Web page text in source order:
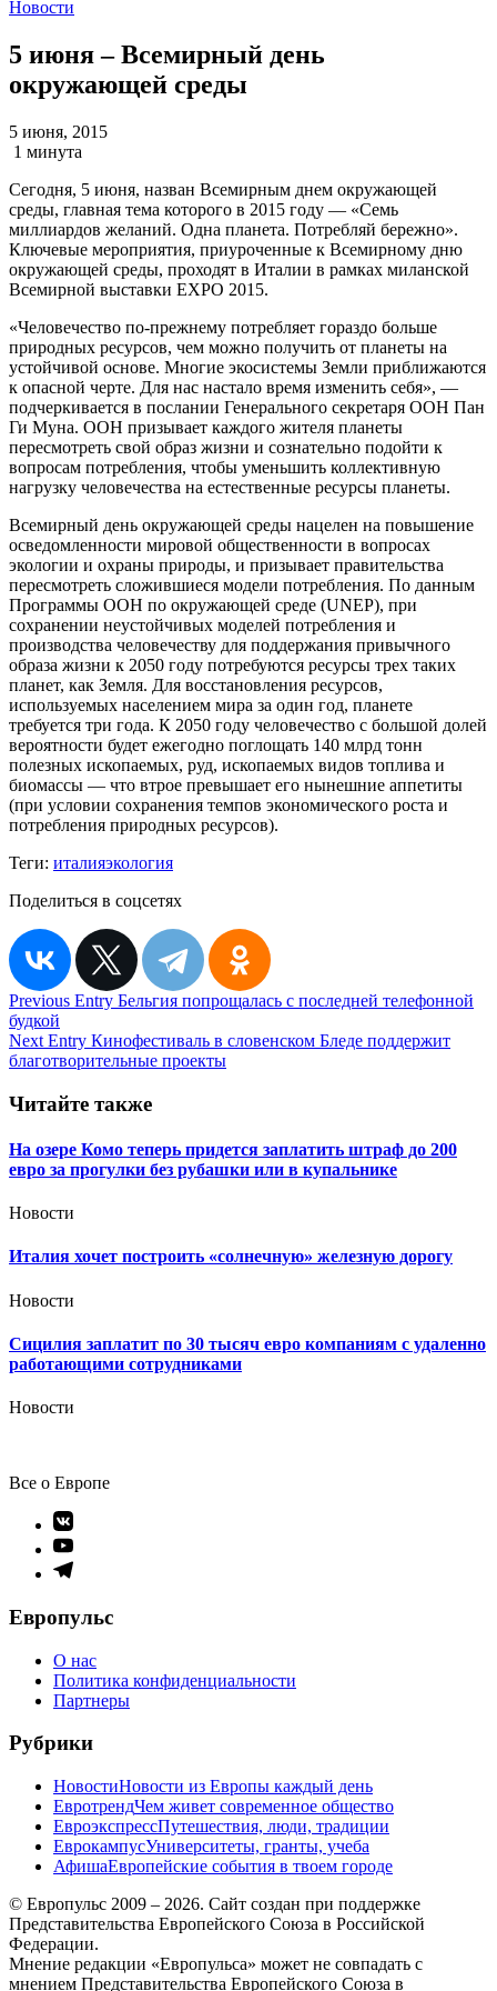
Новости
5 июня – Всемирный день
окружающей среды
5 июня, 2015
1 минута
Сегодня, 5 июня, назван Всемирным днем окружающей
среды, главная тема которого в 2015 году — «Семь
миллиардов желаний. Одна планета. Потребляй бережно».
Ключевые мероприятия, приуроченные к Всемирному дню
окружающей среды, проходят в Италии в рамках миланской
Всемирной выставки EXPO 2015.
«Человечество по-прежнему потребляет гораздо больше
природных ресурсов, чем можно получить от планеты на
устойчивой основе. Многие экосистемы Земли приближаются
к опасной черте. Для нас настало время изменить себя», —
подчеркивается в послании Генерального секретаря ООН Пан
Ги Муна. ООН призывает каждого жителя планеты
пересмотреть свой образ жизни и сознательно подойти к
вопросам потребления, чтобы уменьшить коллективную
нагрузку человечества на естественные ресурсы планеты.
Всемирный день окружающей среды нацелен на повышение
осведомленности мировой общественности в вопросах
экологии и охраны природы, и призывает правительства
пересмотреть сложившиеся модели потребления. По данным
Программы ООН по окружающей среде (UNEP), при
сохранении неустойчивых моделей потребления и
производства человечеству для поддержания привычного
образа жизни к 2050 году потребуются ресурсы трех таких
планет, как Земля. Для восстановления ресурсов,
используемых населением мира за один год, планете
требуется три года. К 2050 году человечество с большой долей
вероятности будет ежегодно поглощать 140 млрд тонн
полезных ископаемых, руд, ископаемых видов топлива и
биомассы — что втрое превышает его нынешние аппетиты
(при условии сохранения темпов экономического роста и
потребления природных ресурсов).
Теги: италияэкология
Поделиться в соцсетях
Навигация
по
записям
Previous Entry Бельгия попрощалась с последней телефонной
будкой
Next Entry Кинофестиваль в словенском Бледе поддержит
благотворительные проекты
Читайте также
На озере Комо теперь придется заплатить штраф до 200
евро за прогулки без рубашки или в купальнике
Новости
Италия хочет построить «солнечную» железную дорогу
Новости
Сицилия заплатит по 30 тысяч евро компаниям с удаленно
работающими сотрудниками
Новости
Все о Европе
Элемент
меню
Элемент
меню
Элемент
Европульс
О нас
Политика конфиденциальности
Партнеры
Рубрики
НовостиНовости из Европы каждый день
ЕвротрендЧем живет современное общество
ЕвроэкспрессПутешествия, люди, традиции
ЕврокампусУниверситеты, гранты, учеба
АфишаЕвропейские события в твоем городе
© Европульс 2009 – 2026. Сайт создан при поддержке
Представительства Европейского Союза в Российской
Федерации.
Мнение редакции «Европульса» может не совпадать с
мнением Представительства Европейского Союза в